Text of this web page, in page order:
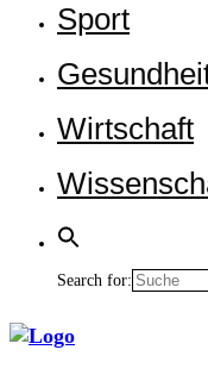
Sport
Wirt­schaft
Search for: